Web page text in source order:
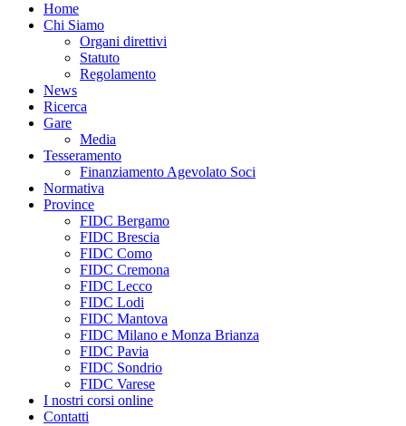
Home
Chi Siamo
Organi direttivi
Statuto
Regolamento
News
Ricerca
Gare
Media
Tesseramento
Finanziamento Agevolato Soci
Normativa
Province
FIDC Bergamo
FIDC Brescia
FIDC Como
FIDC Cremona
FIDC Lecco
FIDC Lodi
FIDC Mantova
FIDC Milano e Monza Brianza
FIDC Pavia
FIDC Sondrio
FIDC Varese
I nostri corsi online
Contatti